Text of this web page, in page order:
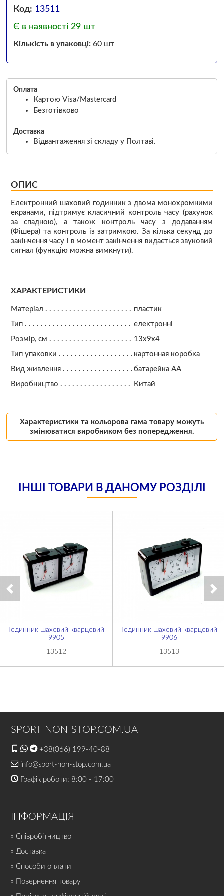
Код: 13511
Є в наявності 29 шт
Кількість в упаковці:60 шт
Оплата
Картою Visa/Mastercard
Безготівково
Доставка
Відвантаження зі складу у Полтаві.
ОПИС
Електронний шаховий годинник з двома монохромними
екранами, підтримує класичний контроль часу (рахунок
за спадною), а також контроль часу з додаванням
(Фішера) та контроль із затримкою. За кілька секунд до
закінчення часу і в момент закінчення видається звуковий
сигнал (функцію можна вимкнути).
ХАРАКТЕРИСТИКИ
Матеріал
пластик
Тип
електронні
Розмір, см
13х9х4
Тип упаковки
картонная коробка
Вид живлення
батарейка АА
Виробництво
Китай
Характеристики та кольорова гама товару можуть
змінюватися виробником без попередження.
ІНШІ ТОВАРИ В ДАНОМУ РОЗДІЛІ
Годинник шаховий кварцовий
9905
13512
Годинник шаховий кварцовий
9906
13513
SPORT-NON-STOP.COM.UA
+38(066) 199-40-88
info@sport-non-stop.com.ua
Графік роботи: 8:00 - 17:00
ІНФОРМАЦІЯ
» Співробітництво
» Доставка
» Способи оплати
» Повернення товару